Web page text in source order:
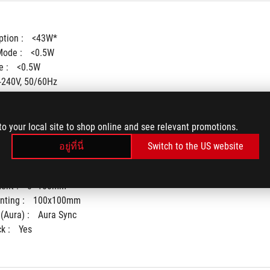
your local site to shop online and see relevant promotions.
อยู่ที่นี่
Switch to the US website
:
<43W*
:
<0.5W
:
<0.5W
50/60Hz
~ -5°)
: 0~100mm
:
100x100mm
:
Aura Sync
:
Yes